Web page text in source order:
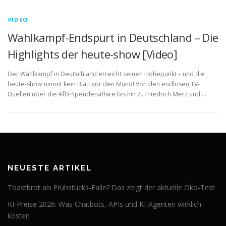
VIDEO
Wahlkampf-Endspurt in Deutschland – Die
Highlights der heute-show [Video]
Der Wahlkampf in Deutschland erreicht seinen Höhepunkt – und die
heute-show nimmt kein Blatt vor den Mund! Von den endlosen TV-
Duellen über die AfD-Spendenaffäre bis hin zu Friedrich Merz und …
NEUESTE ARTIKEL
Toastbrot als Frühstücks-Falle? Das zeigt der aktuelle Öko-Test
KI-Preise 2026: Was Chatbots, APIs und KI-Agenten wirklich
kosten